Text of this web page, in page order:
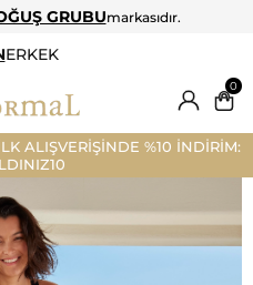
GRUBUmarkasıdır.
ERKEK
0
ALIŞVERİŞİNDE %10 İNDİRİM: